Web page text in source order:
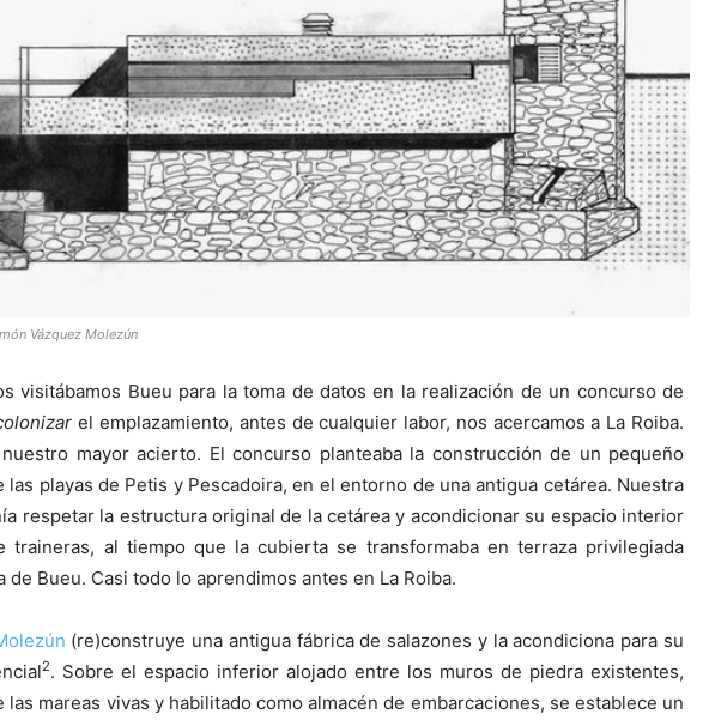
Vázquez Molezún
visitábamos Bueu para la toma de datos en la realización de un concurso de
el emplazamiento, antes de cualquier labor, nos acercamos a La Roiba.
mayor acierto. El concurso planteaba la construcción de un pequeño
playas de Petis y Pescadoira, en el entorno de una antigua cetárea. Nuestra
respetar la estructura original de la cetárea y acondicionar su espacio interior
traineras, al tiempo que la cubierta se transformaba en terraza privilegiada
de Bueu. Casi todo lo aprendimos antes en La Roiba.
(re)construye una antigua fábrica de salazones y la acondiciona para su
2. Sobre el espacio inferior alojado entre los muros de piedra existentes,
las mareas vivas y habilitado como almacén de embarcaciones, se establece un